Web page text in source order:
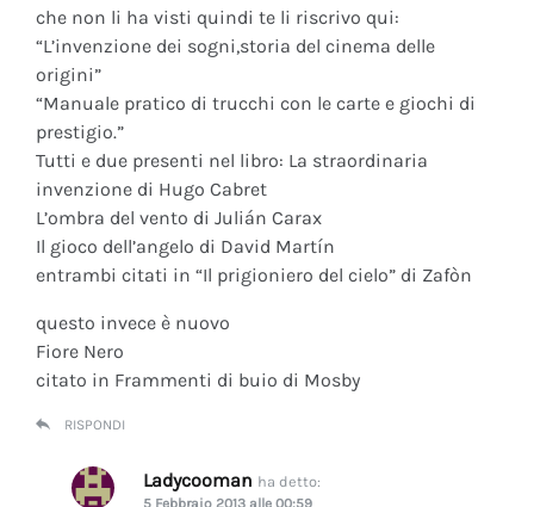
che non li ha visti quindi te li riscrivo qui:
“L’invenzione dei sogni,storia del cinema delle
origini”
“Manuale pratico di trucchi con le carte e giochi di
prestigio.”
Tutti e due presenti nel libro: La straordinaria
invenzione di Hugo Cabret
L’ombra del vento di Julián Carax
Il gioco dell’angelo di David Martín
entrambi citati in “Il prigioniero del cielo” di Zafòn
questo invece è nuovo
Fiore Nero
citato in Frammenti di buio di Mosby
RISPONDI
Ladycooman ha detto:
5 Febbraio 2013 alle 00:59